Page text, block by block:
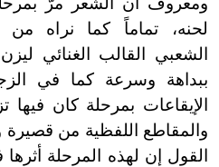
لحنه، تماماً كما نراه من
الشعبي القالب الغنائي
ببداهة وسرعة كما في
الإيقاعات بمرحلة كان
والمقاطع اللفظية من
القول إن لهذه المرحلة